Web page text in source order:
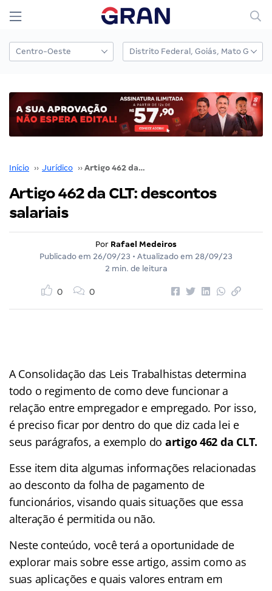
Início ›› Jurídico ›› Artigo 462 da CLT: descontos salariais
Artigo 462 da CLT: descontos
salariais
Por Rafael Medeiros
Publicado em 26/09/23 • Atualizado em 28/09/23
2 min. de leitura
0 0
A Consolidação das Leis Trabalhistas determina
todo o regimento de como deve funcionar a
relação entre empregador e empregado. Por isso,
é preciso ficar por dentro do que diz cada lei e
seus parágrafos, a exemplo do artigo 462 da CLT.
Esse item dita algumas informações relacionadas
ao desconto da folha de pagamento de
funcionários, visando quais situações que essa
alteração é permitida ou não.
Neste conteúdo, você terá a oportunidade de
explorar mais sobre esse artigo, assim como as
suas aplicações e quais valores entram em